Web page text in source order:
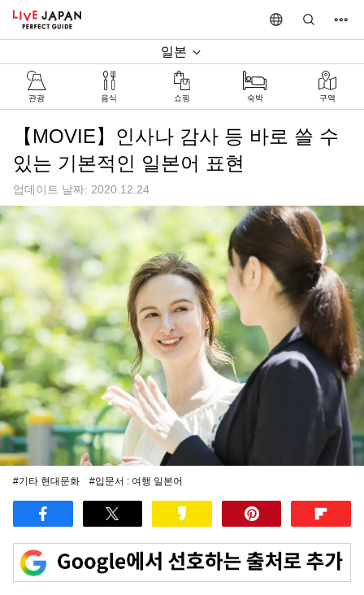
일본
관광 음식 쇼핑 숙박 구역
【MOVIE】인사나 감사 등 바로 쓸 수
있는 기본적인 일본어 표현
업데이트 날짜: 2020.12.24
#기타 현대문화 #입문서 : 여행 일본어